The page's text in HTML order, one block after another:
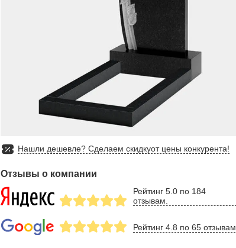
Нашли дешевле? Сделаем скидкуот цены конкурента!
Отзывы о компании
Рейтинг 5.0 по 184
отзывам.
Рейтинг 4.8 по 65 отзывам.